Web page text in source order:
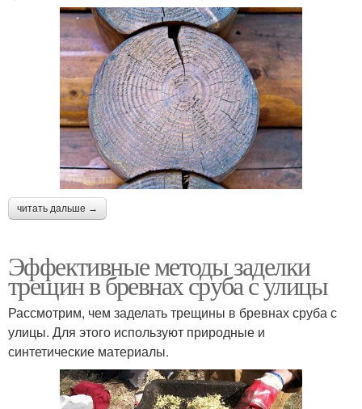
читать дальше →
Эффективные методы заделки
трещин в бревнах сруба с улицы
Рассмотрим, чем заделать трещины в бревнах сруба с
улицы. Для этого используют природные и
синтетические материалы.